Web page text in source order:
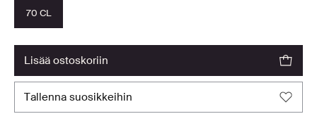
70 CL
lisää ostoskoriin
tallenna suosikkeihin